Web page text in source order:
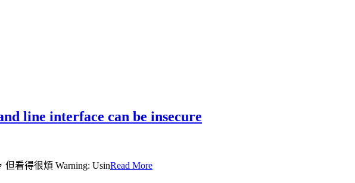
line interface can be insecure
看得很煩 Warning: UsinRead More